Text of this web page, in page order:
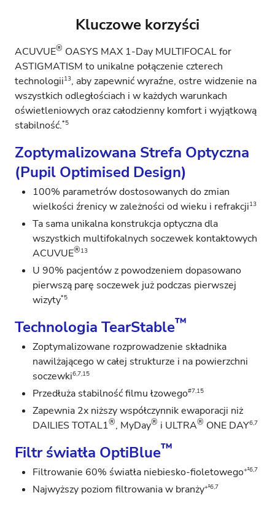
Kluczowe korzyści
ACUVUE® OASYS MAX 1-Day MULTIFOCAL for
ASTIGMATISM to unikalne połączenie czterech
technologii13, aby zapewnić wyraźne, ostre widzenie na
wszystkich odległościach i w każdych warunkach
oświetleniowych oraz całodzienny komfort i wyjątkową
stabilność.*5
Zoptymalizowana Strefa Optyczna
(Pupil Optimised Design)
100% parametrów dostosowanych do zmian
wielkości źrenicy w zależności od wieku i refrakcji13
Ta sama unikalna konstrukcja optyczna dla
wszystkich multifokalnych soczewek kontaktowych
ACUVUE®13
U 90% pacjentów z powodzeniem dopasowano
pierwszą parę soczewek już podczas pierwszej
wizyty*5
Technologia TearStable™
Zoptymalizowane rozprowadzenie składnika
nawilżającego w całej strukturze i na powierzchni
soczewki6,7,15
Przedłuża stabilność filmu łzowego#7,15
Zapewnia 2x niższy współczynnik ewaporacji niż
DAILIES TOTAL1®, MyDay® i ULTRA® ONE DAY6,7
Filtr światła OptiBlue™
Filtrowanie 60% światła niebiesko-fioletowego+‡6,7
Najwyższy poziom filtrowania w branży+‡6,7